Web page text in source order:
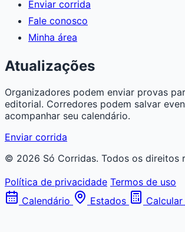
Enviar corrida
Fale conosco
Minha área
Atualizações
Organizadores podem enviar provas
editorial. Corredores podem salvar
acompanhar seu calendário.
Enviar corrida
© 2026 Só Corridas. Todos os direitos
Política de privacidade Termos de uso
Calendário
Estados Calcular